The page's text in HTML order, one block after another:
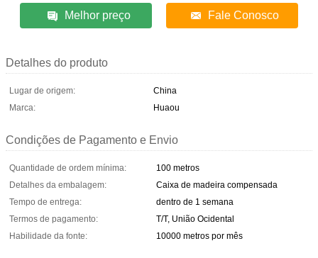
Melhor preço Fale Conosco
Detalhes do produto
Lugar de origem:
China
Marca:
Huaou
Condições de Pagamento e Envio
Quantidade de ordem mínima:
100 metros
Detalhes da embalagem:
Caixa de madeira compensada
Tempo de entrega:
dentro de 1 semana
Termos de pagamento:
T/T, União Ocidental
Habilidade da fonte:
10000 metros por mês